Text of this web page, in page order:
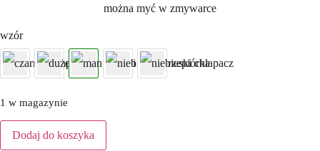
można myć w zmywarce
wzór
1 w magazynie
Dodaj do koszyka